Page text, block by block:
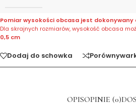
Pomiar wysokości obcasa jest dokonywany
Dla skrajnych rozmiarów, wysokość obcasa
0,5 cm
Dodaj do schowka
OPISOPINIE (0)